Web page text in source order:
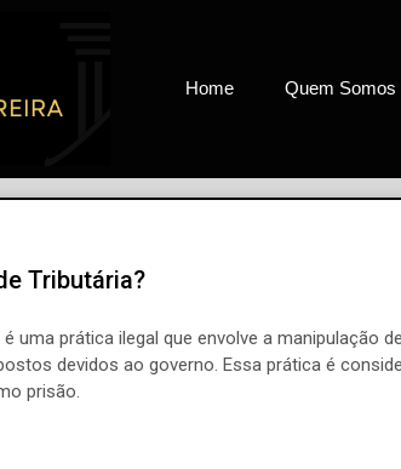
Home Quem Somos
Tributária?
uma prática ilegal que envolve a
devidos ao governo. Essa prática é
prisão.